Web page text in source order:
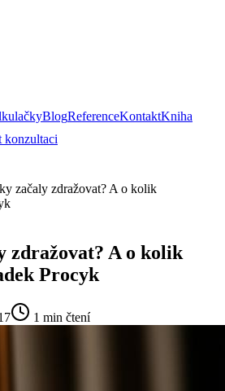
BlogReferenceKontaktKniha
konzultaci
začaly zdražovat? A o kolik
zdražovat? A o kolik
Procyk
1 min čtení